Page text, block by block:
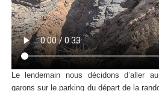
Le lendemain nous décidons d’aller
garons sur le parking du départ de la